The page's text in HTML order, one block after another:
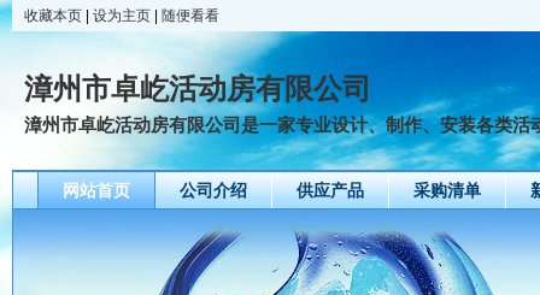
收藏本页 设为主页 随便看看
漳州市卓屹活动房有限公司
漳州市卓屹活动房有限公司是一家专业设计、制作、安装各类活
网站首页 公司介绍 供应产品 采购清单